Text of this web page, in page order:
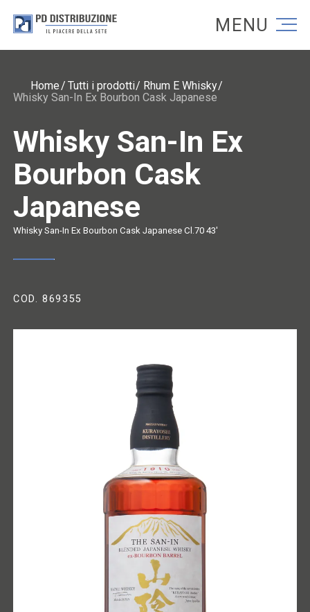
Torna alla homepage
Home Tutti i prodotti
Rhum E Whisky
Whisky San-In Ex Bourbon Cask Japanese
Whisky San-In Ex
Bourbon Cask
Japanese
Whisky San-In Ex Bourbon Cask Japanese Cl.70 43'
COD. 869355